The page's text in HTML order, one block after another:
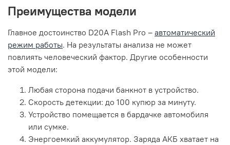
Преимущества модели
Главное достоинство D20A Flash Pro – автоматический
режим работы. На результаты анализа не может
повлиять человеческий фактор. Другие особенности
этой модели:
Любая сторона подачи банкнот в устройство.
Скорость детекции: до 100 купюр за минуту.
Устройство помещается в бардачке автомобиля
или сумке.
Энергоемкий аккумулятор. Заряда АКБ хватает на